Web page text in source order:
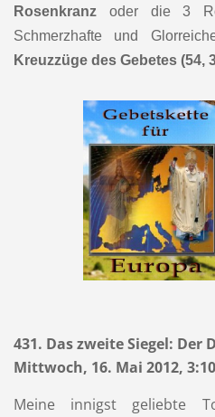
Rosenkranzoder die 3
Schmerzhafte und
Kreuzzüge des Gebetes (54,
431. Das zweite Siegel: Der
Mittwoch, 16. Mai 2012,
Meine innigst geliebte